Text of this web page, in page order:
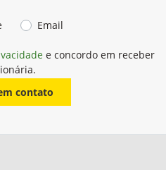
Email
e concordo em receber
contato